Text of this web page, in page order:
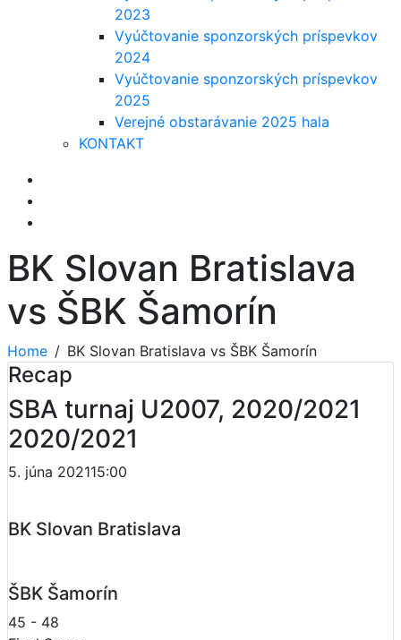
2023
Vyúčtovanie sponzorských príspevkov
2024
Vyúčtovanie sponzorských príspevkov
2025
Verejné obstarávanie 2025 hala
KONTAKT
BK Slovan Bratislava
vs ŠBK Šamorín
Home BK Slovan Bratislava vs ŠBK Šamorín
Recap
SBA turnaj U2007, 2020/2021
2020/2021
5. júna 202115:00
BK Slovan Bratislava
ŠBK Šamorín
45 - 48